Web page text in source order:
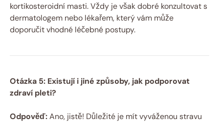
kortikosteroidní ⁤masti. Vždy je však dobré⁣ konzultovat⁤ s
dermatologem nebo lékařem, který vám může
doporučit ⁤vhodné⁢ léčebné postupy.
Otázka 5: Existují i jiné způsoby, ⁣jak‌ podporovat
zdraví⁣ pleti?
Odpověď:Ano, jistě! Důležité je mít​ vyváženou stravu